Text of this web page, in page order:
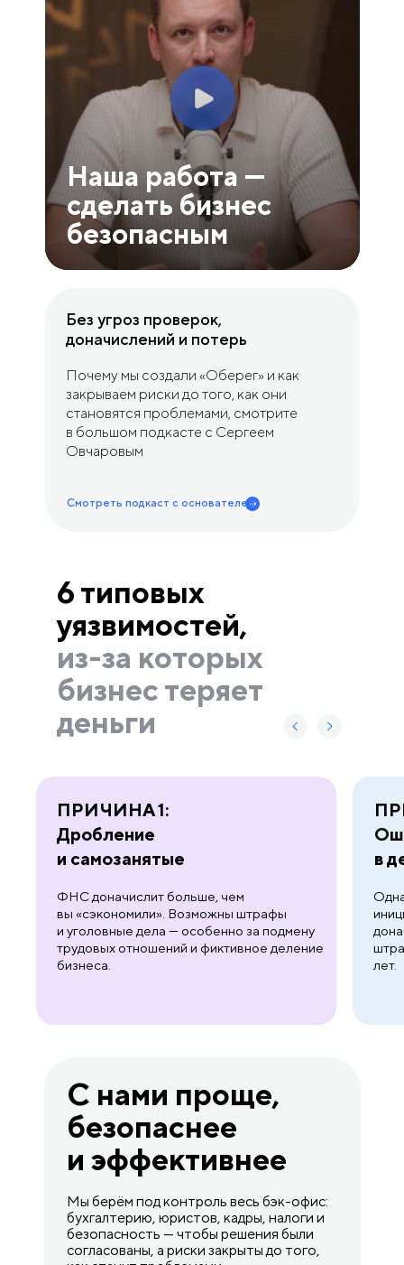
Почему мы создали «Оберег» и как
закрываем риски до того, как они
становятся проблемами, смотрите
в большом подкасте с Сергеем
Овчаровым
Без угроз проверок,
доначислений и потерь
Смотреть подкаст с основателем
Наша работа —
сделать бизнес
безопасным
6 типовых
уязвимостей,
из-за которых
бизнес теряет
деньги
ПРИЧИНА 1:
Дробление
и самозанятые
ФНС доначислит больше, чем
вы «сэкономили». Возможны штрафы
и уголовные дела — особенно за подмену
трудовых отношений и фиктивное деление
бизнеса.
в
лет.
Мы берём под контроль весь бэк-офис:
бухгалтерию, юристов, кадры, налоги и
безопасность — чтобы решения были
согласованы, а риски закрыты до того,
С нами проще,
безопаснее
и эффективнее